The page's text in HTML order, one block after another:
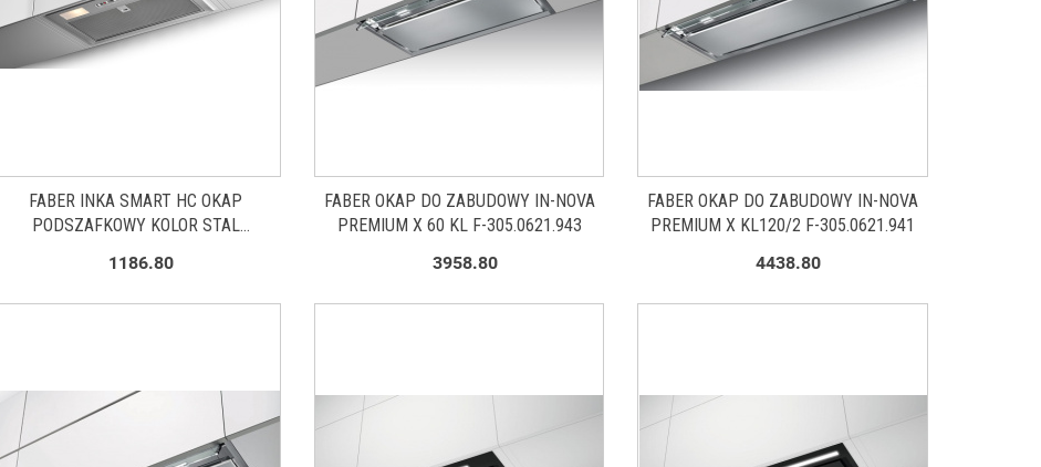
FABER INKA SMART HC OKAP
PODSZAFKOWY KOLOR STAL
1186.80
FABER OKAP DO ZABUDOWY IN-NOVA
PREMIUM X 60 KL F-305.0621.943
3958.80
FABER OKAP DO ZABUDOWY IN-NOVA
PREMIUM X KL120/2 F-305.0621.941
4438.80